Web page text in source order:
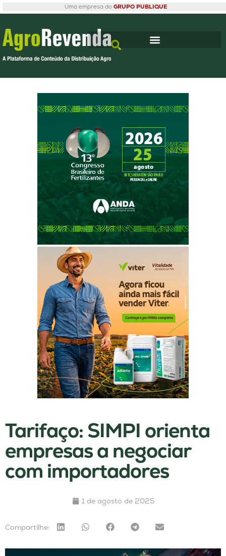
Uma empresa do GRUPO PUBLIQUE
Tarifaço: SIMPI orienta
empresas a negociar
com importadores
1 de agosto de 2025
Compartilhe: